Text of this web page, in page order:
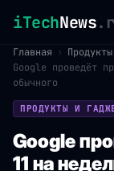
iTechNews
Главная ›
Google проведёт
обычного
ПРОДУКТЫ И
Google
11 на